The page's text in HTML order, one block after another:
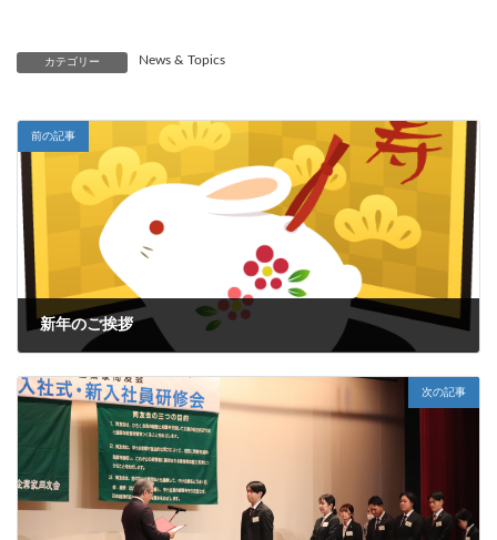
カテゴリー News & Topics
前の記事
新年のご挨拶
次の記事